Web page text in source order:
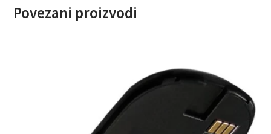
Povezani proizvodi